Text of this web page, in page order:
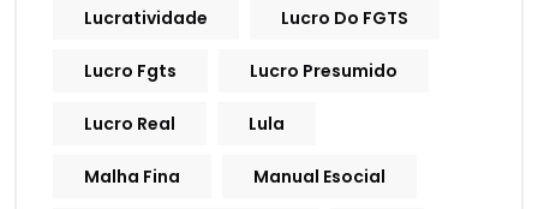
Lucratividade Lucro Do FGTS
Lucro Fgts Lucro Presumido
Lucro Real Lula
Malha Fina Manual Esocial